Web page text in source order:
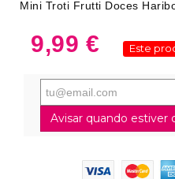
Mini Troti Frutti Doces
9,99 € Este
Avisar quando estiver